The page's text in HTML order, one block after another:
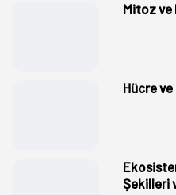
Mitoz ve
Hücre
Şekilleri